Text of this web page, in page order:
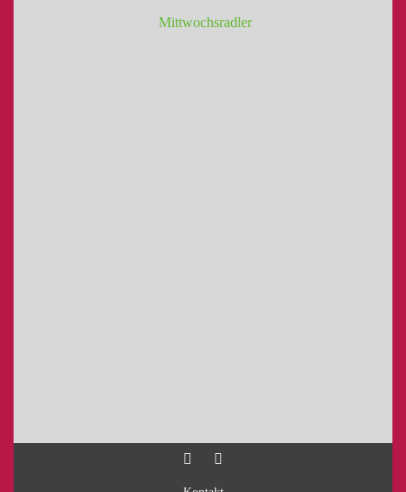
Mittwochsradler